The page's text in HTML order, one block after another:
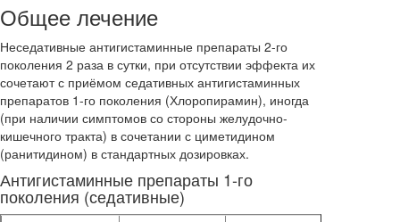
Общее лечение
Неседативные антигистаминные препараты 2-го
поколения 2 раза в сутки, при отсутствии эффекта их
сочетают с приёмом седативных антигистаминных
препаратов 1-го поколения (Хлоропирамин), иногда
(при наличии симптомов со стороны желудочно-
кишечного тракта) в сочетании с циметидином
(ранитидином) в стандартных дозировках.
Антигистаминные препараты 1-го
поколения (седативные)